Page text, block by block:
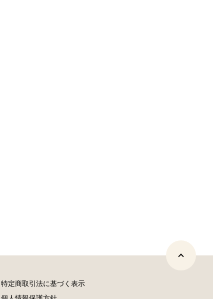
特定商取引法に基づく表示